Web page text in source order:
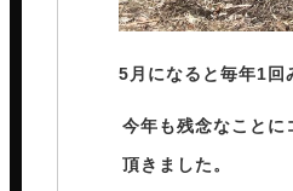
5月になると毎年1回
今年も残念なこと
頂きました。